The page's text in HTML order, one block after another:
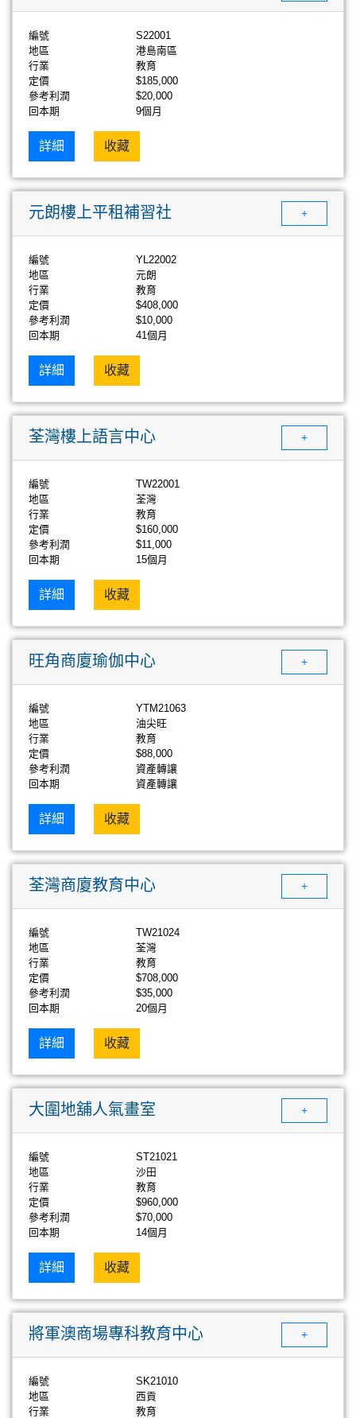
編號
S22001
地區
港島南區
行業
教育
定價
$185,000
參考利潤
$20,000
回本期
9個月
詳細 收藏
元朗樓上平租補習社 +
編號
YL22002
地區
元朗
行業
教育
定價
$408,000
參考利潤
$10,000
回本期
41個月
詳細 收藏
荃灣樓上語言中心 +
編號
TW22001
地區
荃灣
行業
教育
定價
$160,000
參考利潤
$11,000
回本期
15個月
詳細 收藏
旺角商廈瑜伽中心 +
編號
YTM21063
地區
油尖旺
行業
教育
定價
$88,000
參考利潤
資產轉讓
回本期
資產轉讓
詳細 收藏
荃灣商廈教育中心 +
編號
TW21024
地區
荃灣
行業
教育
定價
$708,000
參考利潤
$35,000
回本期
20個月
詳細 收藏
大圍地舖人氣畫室 +
編號
ST21021
地區
沙田
行業
教育
定價
$960,000
參考利潤
$70,000
回本期
14個月
詳細 收藏
將軍澳商場專科教育中心 +
編號
SK21010
地區
西貢
行業
教育